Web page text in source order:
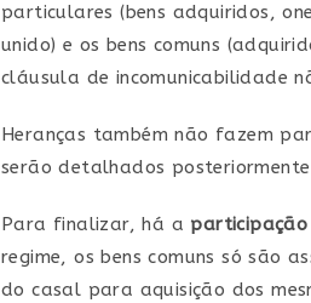
particulares (bens adquiridos,
unido) e os bens comuns
cláusula de incomunicabilidade
Heranças também não fazem
serão detalhados
Para finalizar, há a
regime, os bens comuns só são
do casal para aquisição dos